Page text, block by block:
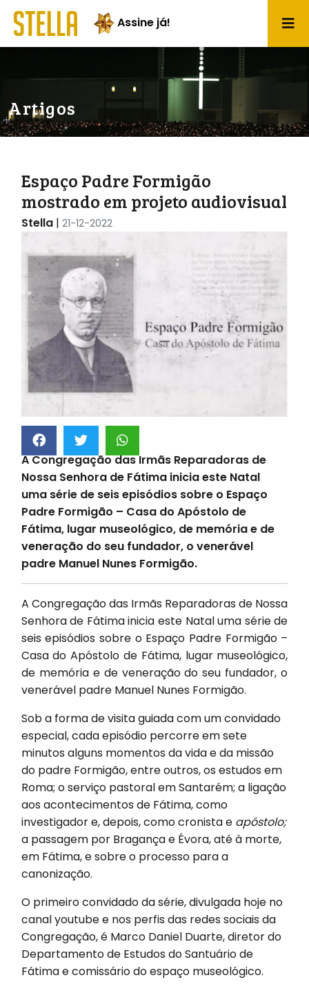
Assine já!
Artigos
Espaço Padre Formigão
mostrado em projeto audiovisual
Stella| 21-12-2022
A Congregação das Irmãs Reparadoras de
Nossa Senhora de Fátima inicia este Natal
uma série de seis episódios sobre o Espaço
Padre Formigão – Casa do Apóstolo de
Fátima, lugar museológico, de memória e de
veneração do seu fundador, o venerável
padre Manuel Nunes Formigão.
A Congregação das Irmãs Reparadoras de Nossa
Senhora de Fátima inicia este Natal uma série de
seis episódios sobre o Espaço Padre Formigão –
Casa do Apóstolo de Fátima, lugar museológico,
de memória e de veneração do seu fundador, o
venerável padre Manuel Nunes Formigão.
Sob a forma de visita guiada com um convidado
especial, cada episódio percorre em sete
minutos alguns momentos da vida e da missão
do padre Formigão, entre outros, os estudos em
Roma; o serviço pastoral em Santarém; a ligação
aos acontecimentos de Fátima, como
investigador e, depois, como cronista e apóstolo;
a passagem por Bragança e Évora, até à morte,
em Fátima, e sobre o processo para a
canonização.
O primeiro convidado da série, divulgada hoje no
canal youtube e nos perfis das redes sociais da
Congregação, é Marco Daniel Duarte, diretor do
Departamento de Estudos do Santuário de
Fátima e comissário do espaço museológico.